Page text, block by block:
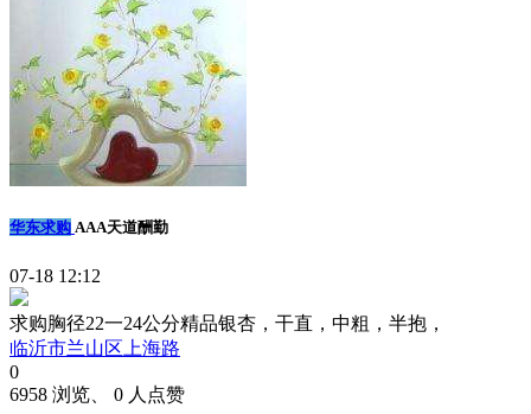
华东求购 AAA天道酬勤
07-18 12:12
求购胸径22一24公分精品银杏，干直，中粗，半抱，
临沂市兰山区上海路
0
6958 浏览、 0 人点赞